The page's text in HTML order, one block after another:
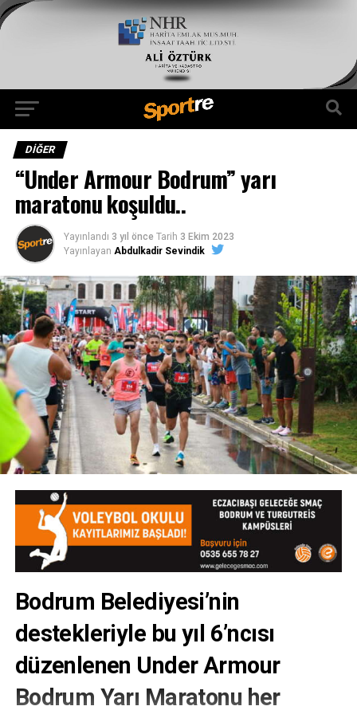
DIĞER
“Under Armour Bodrum” yarı
maratonu koşuldu..
Yayınlandı 3 yıl önce Tarih 3 Ekim 2023
Yayınlayan Abdulkadir Sevindik
Bodrum Belediyesi’nin
destekleriyle bu yıl 6’ncısı
düzenlenen Under Armour
Bodrum Yarı Maratonu her